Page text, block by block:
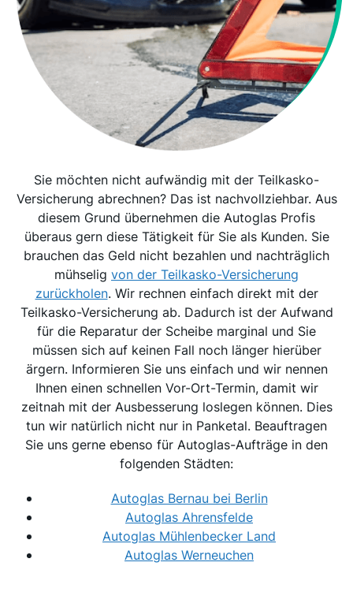
Sie möchten nicht aufwändig mit der Teilkasko-
Versicherung abrechnen? Das ist nachvollziehbar. Aus
diesem Grund übernehmen die Autoglas Profis
überaus gern diese Tätigkeit für Sie als Kunden. Sie
brauchen das Geld nicht bezahlen und nachträglich
mühselig von der Teilkasko-Versicherung
zurückholen. Wir rechnen einfach direkt mit der
Teilkasko-Versicherung ab. Dadurch ist der Aufwand
für die Reparatur der Scheibe marginal und Sie
müssen sich auf keinen Fall noch länger hierüber
ärgern. Informieren Sie uns einfach und wir nennen
Ihnen einen schnellen Vor-Ort-Termin, damit wir
zeitnah mit der Ausbesserung loslegen können. Dies
tun wir natürlich nicht nur in Panketal. Beauftragen
Sie uns gerne ebenso für Autoglas-Aufträge in den
folgenden Städten:
Autoglas Bernau bei Berlin
Autoglas Ahrensfelde
Autoglas Mühlenbecker Land
Autoglas Werneuchen